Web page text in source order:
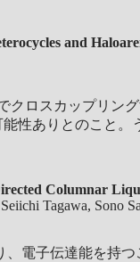
and
ロスカップリン
性ありとのこと。
Columnar
Tagawa, Sono
電子伝達能を持